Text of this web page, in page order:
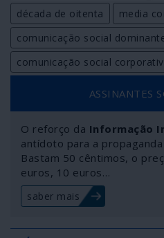
década de oitenta
media
comunicação social
comunicação social
ASSINANTES
O reforço da Informação
antídoto para a
Bastam 50 cêntimos, o
euros, 10 euros…
saber mais